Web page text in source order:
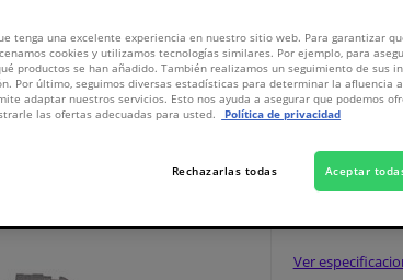
la carrocería y montaje Carrocería y accesorios
TRASERO
Ver
tenga una excelente experiencia en nuestro sitio web. Para garantizar
cookies y utilizamos tecnologías similares. Por ejemplo, para
productos se han añadido. También realizamos un seguimiento de sus
Por último, seguimos diversas estadísticas para determinar la afluencia
adaptar nuestros servicios. Esto nos ayuda a asegurar que podemos
las ofertas adecuadas para usted.
Política de privacidad
Rechazarlas todas Aceptar